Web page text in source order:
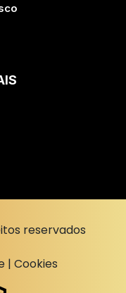
reservados
| Cookies